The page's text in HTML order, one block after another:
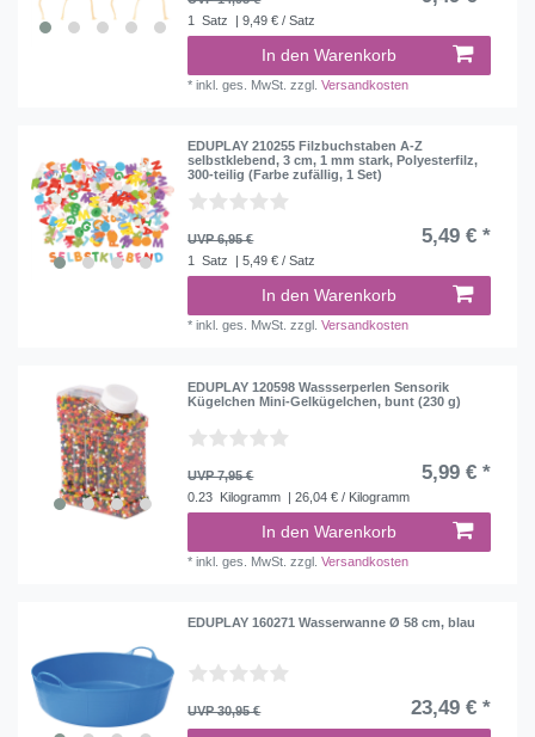
1 Satz | 9,49 € / Satz
In den Warenkorb
*inkl. ges. MwSt. zzgl.Versandkosten
EDUPLAY 210255 Filzbuchstaben A-Z
selbstklebend, 3 cm, 1 mm stark, Polyesterfilz,
300-teilig (Farbe zufällig, 1 Set)
UVP 6,95 € 5,49 € *
1 Satz | 5,49 € / Satz
In den Warenkorb
*inkl. ges. MwSt. zzgl.Versandkosten
EDUPLAY 120598 Wassserperlen Sensorik
Kügelchen Mini-Gelkügelchen, bunt (230 g)
UVP 7,95 € 5,99 € *
0.23 Kilogramm | 26,04 € / Kilogramm
In den Warenkorb
*inkl. ges. MwSt. zzgl.Versandkosten
EDUPLAY 160271 Wasserwanne Ø 58 cm, blau
UVP 30,95 € 23,49 € *